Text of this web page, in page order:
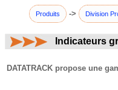
Produits -> Division
Indicateurs
DATATRACK propose une